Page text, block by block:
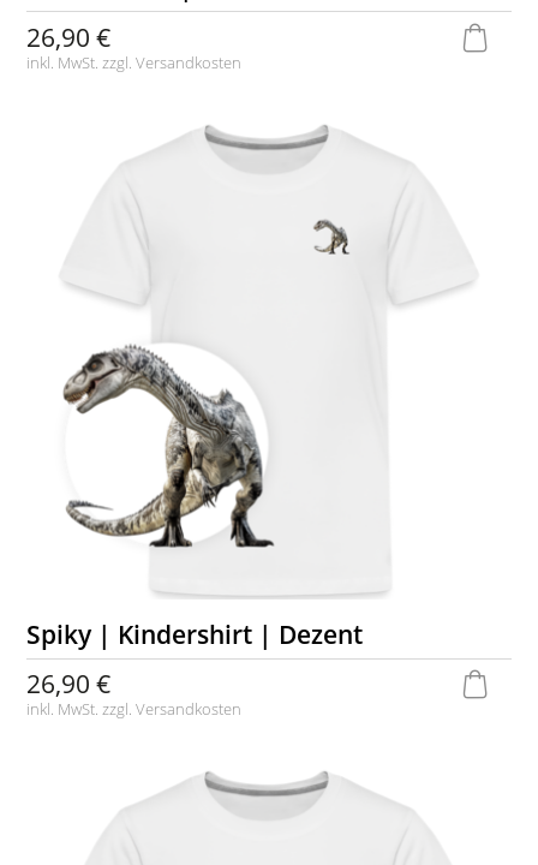
26,90 €
inkl. MwSt. zzgl.Versandkosten
Spiky | Kindershirt | Dezent
26,90 €
inkl. MwSt. zzgl.Versandkosten